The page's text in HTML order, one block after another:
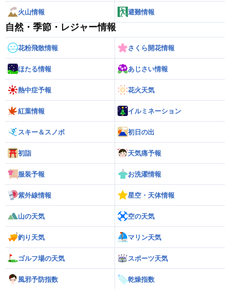
火山情報 避難情報
自然・季節・レジャー情報
花粉飛散情報 さくら開花情報
ほたる情報 あじさい情報
熱中症予報 花火天気
紅葉情報 イルミネーション
スキー＆スノボ 初日の出
初詣 天気痛予報
服装予報 お洗濯情報
紫外線情報 星空・天体情報
山の天気 空の天気
釣り天気 マリン天気
ゴルフ場の天気 スポーツ天気
風邪予防指数 乾燥指数